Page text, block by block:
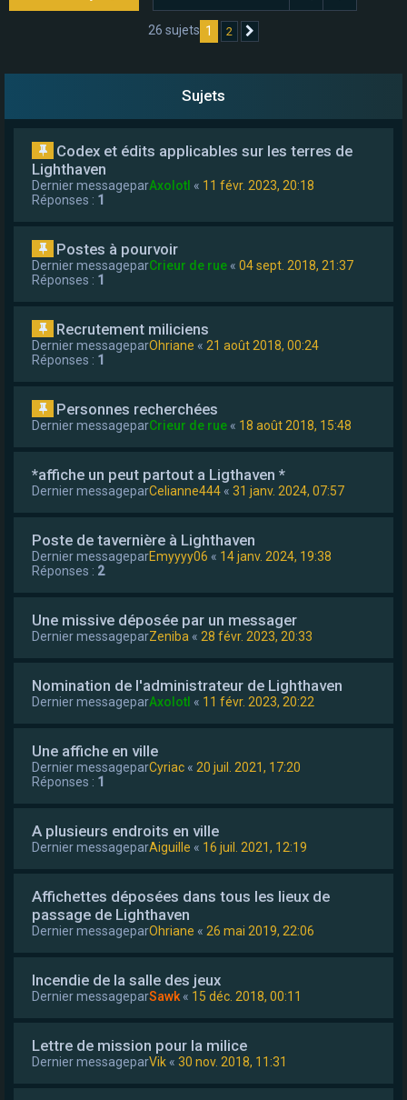
26 sujets 1 2
Sujets
Codex et édits applicables sur les terres de
Lighthaven
Dernier messageparAxolotl « 11 févr. 2023, 20:18
Réponses : 1
Postes à pourvoir
Dernier messageparCrieur de rue « 04 sept. 2018, 21:37
Réponses : 1
Recrutement miliciens
Dernier messageparOhriane « 21 août 2018, 00:24
Réponses : 1
Personnes recherchées
Dernier messageparCrieur de rue « 18 août 2018, 15:48
*affiche un peut partout a Ligthaven *
Dernier messageparCelianne444 « 31 janv. 2024, 07:57
Poste de tavernière à Lighthaven
Dernier messageparEmyyyy06 « 14 janv. 2024, 19:38
Réponses : 2
Une missive déposée par un messager
Dernier messageparZeniba « 28 févr. 2023, 20:33
Nomination de l'administrateur de Lighthaven
Dernier messageparAxolotl « 11 févr. 2023, 20:22
Une affiche en ville
Dernier messageparCyriac « 20 juil. 2021, 17:20
Réponses : 1
A plusieurs endroits en ville
Dernier messageparAiguille « 16 juil. 2021, 12:19
Affichettes déposées dans tous les lieux de
passage de Lighthaven
Dernier messageparOhriane « 26 mai 2019, 22:06
Incendie de la salle des jeux
Dernier messageparSawk « 15 déc. 2018, 00:11
Lettre de mission pour la milice
Dernier messageparVik « 30 nov. 2018, 11:31